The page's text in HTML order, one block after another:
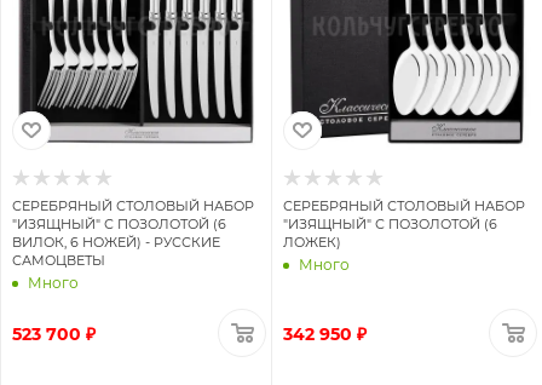
СЕРЕБРЯНЫЙ СТОЛОВЫЙ НАБОР
"ИЗЯЩНЫЙ" С ПОЗОЛОТОЙ (6
ВИЛОК, 6 НОЖЕЙ) - РУССКИЕ
САМОЦВЕТЫ
Много
523 700 ₽
СЕРЕБРЯНЫЙ СТОЛОВЫЙ НАБОР
"ИЗЯЩНЫЙ" С ПОЗОЛОТОЙ (6
ЛОЖЕК)
Много
342 950 ₽